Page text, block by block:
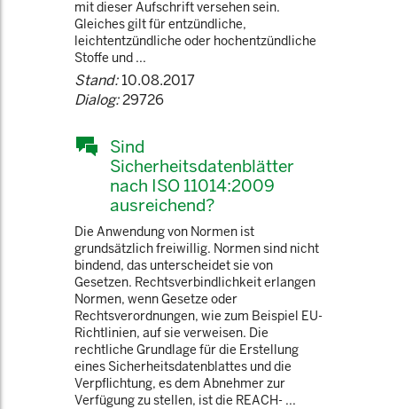
mit dieser Aufschrift versehen sein.
Gleiches gilt für entzündliche,
leichtentzündliche oder hochentzündliche
Stoffe und ...
Stand:10.08.2017
Dialog:29726
Sind
Sicherheitsdatenblätter
nach ISO 11014:2009
ausreichend?
Die Anwendung von Normen ist
grundsätzlich freiwillig. Normen sind nicht
bindend, das unterscheidet sie von
Gesetzen. Rechtsverbindlichkeit erlangen
Normen, wenn Gesetze oder
Rechtsverordnungen, wie zum Beispiel EU-
Richtlinien, auf sie verweisen. Die
rechtliche Grundlage für die Erstellung
eines Sicherheitsdatenblattes und die
Verpflichtung, es dem Abnehmer zur
Verfügung zu stellen, ist die REACH- ...